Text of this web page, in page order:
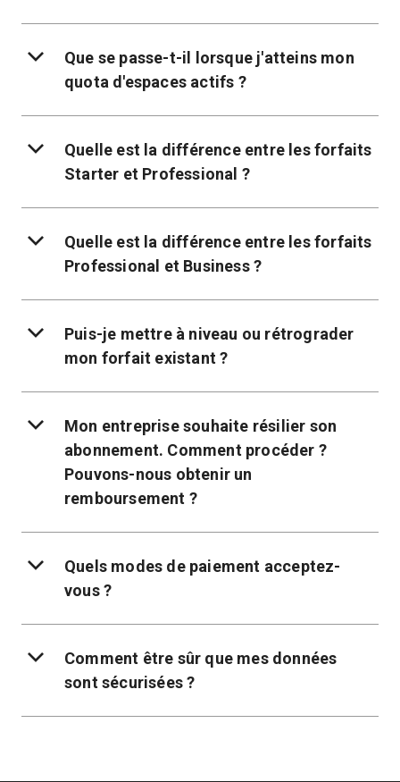
Que se passe-t-il lorsque j'atteins mon
quota d'espaces actifs ?
Quelle est la différence entre les forfaits
Starter et Professional ?
Quelle est la différence entre les forfaits
Professional et Business ?
Puis-je mettre à niveau ou rétrograder
mon forfait existant ?
Mon entreprise souhaite résilier son
abonnement. Comment procéder ?
Pouvons-nous obtenir un
remboursement ?
Quels modes de paiement acceptez-
vous ?
Comment être sûr que mes données
sont sécurisées ?